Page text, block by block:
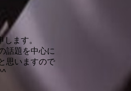
ます。
話題を中心に
思いますので